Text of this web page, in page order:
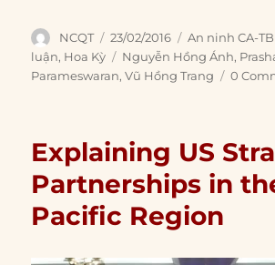
Author
NCQT
Posted
on
23/02/2016 Categories
An ninh CA-
luận, Hoa Kỳ Tags
Nguyễn Hồng Ánh,
Parameswaran,Vũ Hồng Trang 0
Explaining US
Partnerships in
Pacific Region